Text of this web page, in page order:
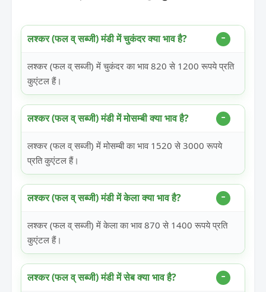
लश्कर (फल व् सब्जी) मंडी में चुकंदर क्या भाव है?
लश्कर (फल व् सब्जी) में चुकंदर का भाव 820 से 1200 रूपये प्रति
कुएंटल हैं।
लश्कर (फल व् सब्जी) मंडी में मोसम्बी क्या भाव है?
लश्कर (फल व् सब्जी) में मोसम्बी का भाव 1520 से 3000 रूपये
प्रति कुएंटल हैं।
लश्कर (फल व् सब्जी) मंडी में केला क्या भाव है?
लश्कर (फल व् सब्जी) में केला का भाव 870 से 1400 रूपये प्रति
कुएंटल हैं।
लश्कर (फल व् सब्जी) मंडी में सेब क्या भाव है?